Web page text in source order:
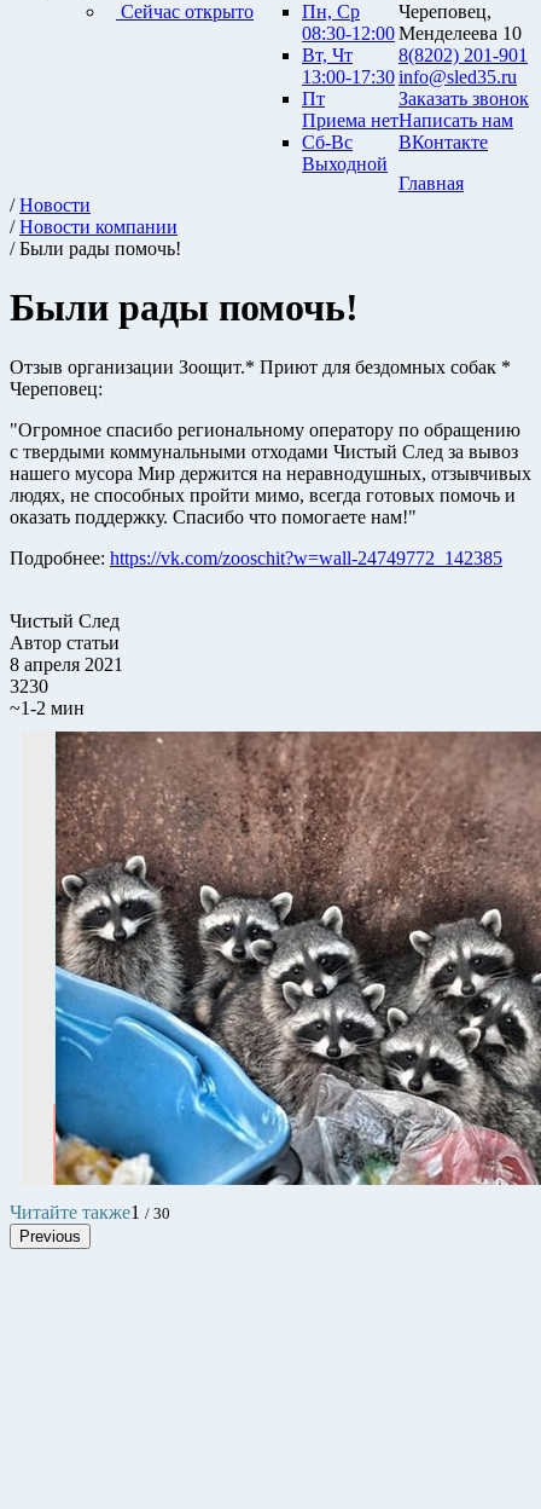
Сейчас открыто
Пн, Ср
08:30-12:00
Вт, Чт
13:00-17:30
Пт
Приема нет
Сб-Вс
Выходной
Череповец,
Менделеева 10
8(8202) 201-901
info@sled35.ru
Заказать звонок
Написать нам
ВКонтакте
Главная
/Новости
/Новости компании
/ Были рады помочь!
Были рады помочь!
Отзыв организации Зоощит.* Приют для бездомных собак *
Череповец:
"Огромное спасибо региональному оператору по обращению
с твердыми коммунальными отходами Чистый След за вывоз
нашего мусора Мир держится на неравнодушных, отзывчивых
людях, не способных пройти мимо, всегда готовых помочь и
оказать поддержку. Спасибо что помогаете нам!"
Подробнее: https://vk.com/zooschit?w=wall-24749772_142385
Чистый След
Автор статьи
8 апреля 2021
3230
~1-2 мин
Читайте также1 / 30
Previous